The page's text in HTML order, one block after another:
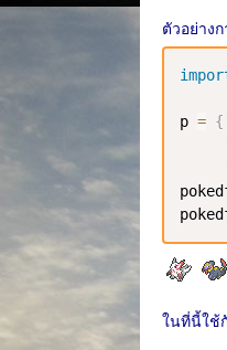
ตัวอย่าง
p = {
ในที่นี้ใช้